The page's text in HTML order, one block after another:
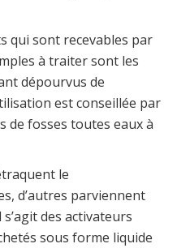
qui sont recevables par
à traiter sont les
dépourvus de
est conseillée par
de fosses toutes eaux à
le
d’autres parviennent
des activateurs
sous forme liquide